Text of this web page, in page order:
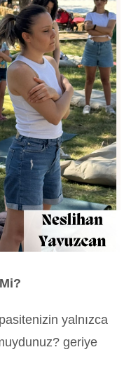
yalnızca
geriye